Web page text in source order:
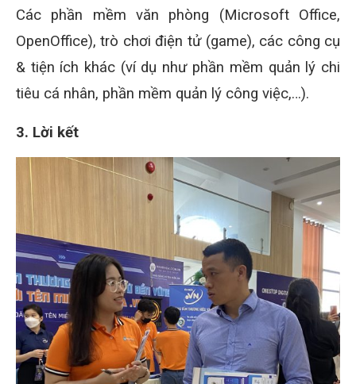
Các phần mềm văn phòng (Microsoft Office,
OpenOffice), trò chơi điện tử (game), các công cụ
& tiện ích khác (ví dụ như phần mềm quản lý chi
tiêu cá nhân, phần mềm quản lý công việc,…).
3. Lời kết